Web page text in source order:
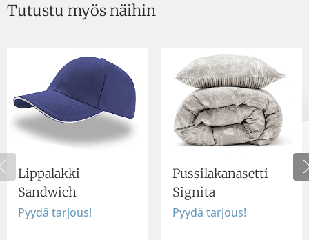
Tutustu myös näihin
Lippalakki
Sandwich
Pyydä tarjous!
Pussilakanasetti
Signita
Pyydä tarjous!